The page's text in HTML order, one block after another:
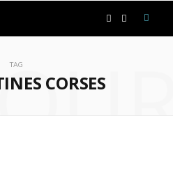
TAG
CORSES